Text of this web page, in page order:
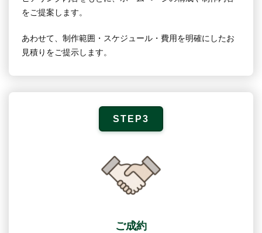
をご提案します。
あわせて、制作範囲・スケジュール・費用を明確にしたお
見積りをご提示します。
STEP3
ご成約